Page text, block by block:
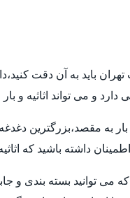
باید به آن دقت
و می تواند اثاثیه و
مقصد،بزرگترین دغدغه ی
داشته باشید که
توانید بسته بندی و